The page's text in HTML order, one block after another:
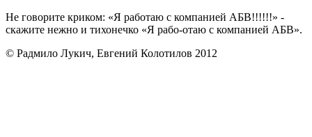
Не говорите криком: «Я работаю с компанией АБВ!!!!!!» -
скажите нежно и тихонечко «Я рабо-отаю с компанией АБВ».
© Радмило Лукич, Евгений Колотилов 2012